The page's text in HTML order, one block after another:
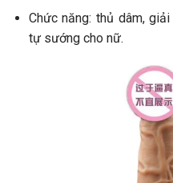
Chức năng: thủ dâm,
tự sướng cho nữ.